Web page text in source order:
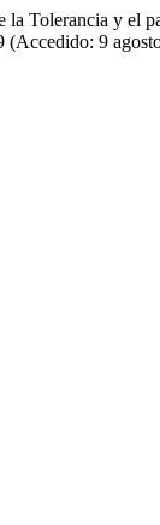
Tolerancia y el
9